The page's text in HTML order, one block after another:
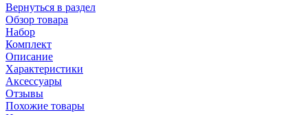
Вернуться в раздел
Обзор товара
Набор
Комплект
Описание
Характеристики
Аксессуары
Отзывы
Похожие товары